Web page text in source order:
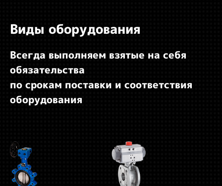
Виды оборудования
Всегда выполняем взятые на себя
обязательства
по срокам поставки и соответствия
оборудования